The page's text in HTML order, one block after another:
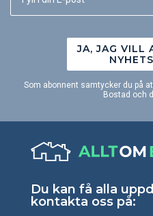
JA, JAG VILL
Som abonnent samtycker du på
Bostad och
Du kan få alla
kontakta oss på: